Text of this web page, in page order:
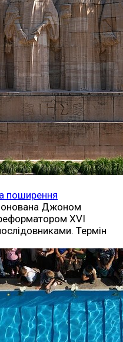
поширення
Джоном
XVI
Термін